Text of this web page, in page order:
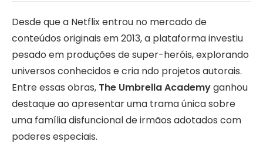
Desde que a Netflix entrou no mercado de
conteúdos originais em 2013, a plataforma investiu
pesado em produções de super-heróis, explorando
universos conhecidos e cria ndo projetos autorais.
Entre essas obras, The Umbrella Academyganhou
destaque ao apresentar uma trama única sobre
uma família disfuncional de irmãos adotados com
poderes especiais.